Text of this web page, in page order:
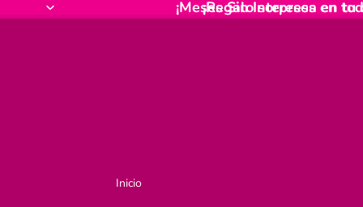
¡Regalo sorpresa en tu
¡Meses Sin Intereses en
Inicio